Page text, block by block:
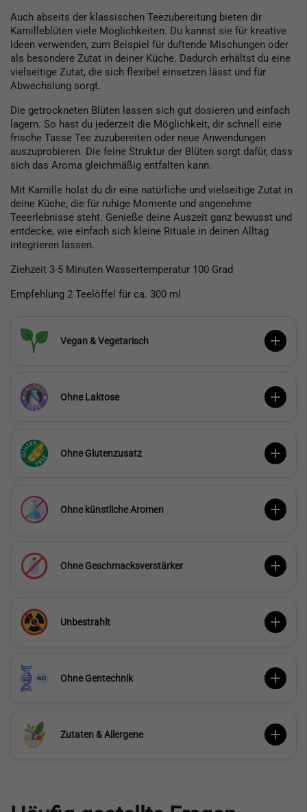
Auch abseits der klassischen Teezubereitung bieten dir
Kamilleblüten viele Möglichkeiten. Du kannst sie für kreative
Ideen verwenden, zum Beispiel für duftende Mischungen oder
als besondere Zutat in deiner Küche. Dadurch erhältst du eine
vielseitige Zutat, die sich flexibel einsetzen lässt und für
Abwechslung sorgt.
Die getrockneten Blüten lassen sich gut dosieren und einfach
lagern. So hast du jederzeit die Möglichkeit, dir schnell eine
frische Tasse Tee zuzubereiten oder neue Anwendungen
auszuprobieren. Die feine Struktur der Blüten sorgt dafür, dass
sich das Aroma gleichmäßig entfalten kann.
Mit Kamille holst du dir eine natürliche und vielseitige Zutat in
deine Küche, die für ruhige Momente und angenehme
Teeerlebnisse steht. Genieße deine Auszeit ganz bewusst und
entdecke, wie einfach sich kleine Rituale in deinen Alltag
integrieren lassen.
Ziehzeit 3-5 Minuten Wassertemperatur 100 Grad
Empfehlung 2 Teelöffel für ca. 300 ml
Vegan & Vegetarisch
Ohne Laktose
Ohne Glutenzusatz
Ohne künstliche Aromen
Ohne Geschmacksverstärker
Unbestrahlt
Ohne Gentechnik
Zutaten & Allergene